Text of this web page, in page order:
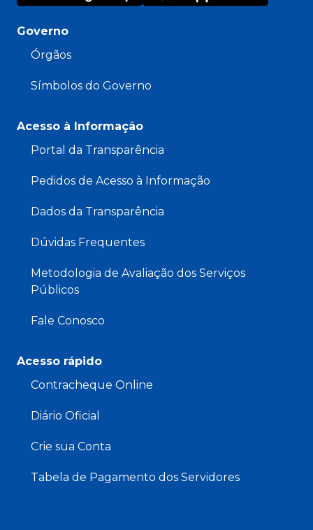
Governo
Órgãos
Símbolos do Governo
Acesso à Informação
Portal da Transparência
Pedidos de Acesso à Informação
Dados da Transparência
Dúvidas Frequentes
Metodologia de Avaliação dos Serviços
Públicos
Fale Conosco
Acesso rápido
Contracheque Online
Diário Oficial
Crie sua Conta
Tabela de Pagamento dos Servidores